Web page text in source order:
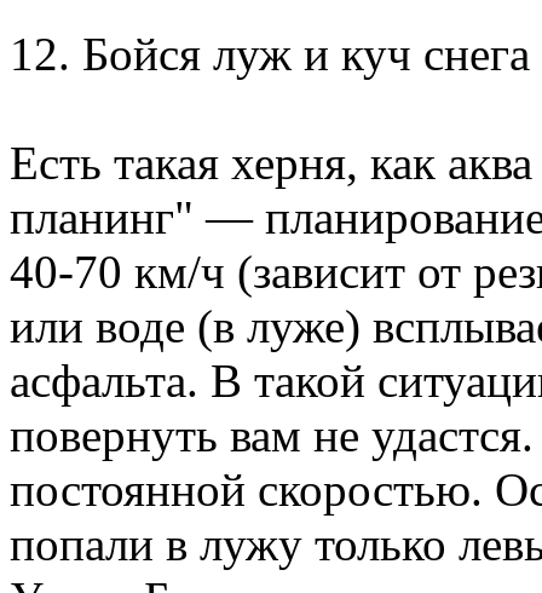
12. Бойся луж и куч снега
Есть такая херня, как
планинг" —
40-70 км/ч (зависит от
или воде (в луже)
асфальта. В такой
повернуть вам не
постоянной скоростью.
попали в лужу только